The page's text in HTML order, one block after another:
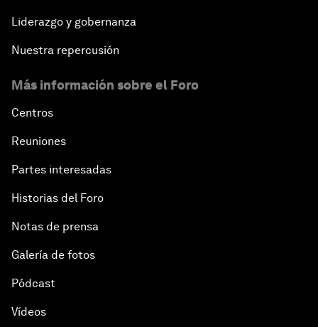
Liderazgo y gobernanza
Nuestra repercusión
Más información sobre el Foro
Centros
Reuniones
Partes interesadas
Historias del Foro
Notas de prensa
Galería de fotos
Pódcast
Vídeos